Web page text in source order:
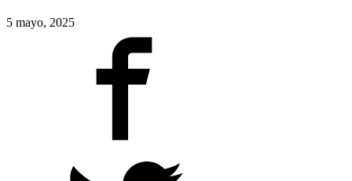
5 mayo, 2025